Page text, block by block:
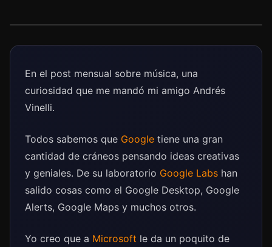
En el post mensual sobre música, una
curiosidad que me mandó mi amigo Andrés
Vinelli.
Todos sabemos que Google tiene una gran
cantidad de cráneos pensando ideas creativas
y geniales. De su laboratorio Google Labs han
salido cosas como el Google Desktop, Google
Alerts, Google Maps y muchos otros.
Yo creo que a Microsoft le da un poquito de